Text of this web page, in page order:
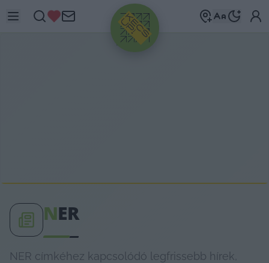
HIRDETÉS
NER
NER címkéhez kapcsolódó legfrissebb hírek,